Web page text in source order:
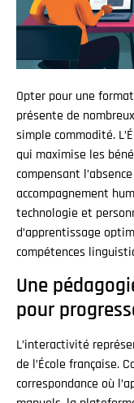
Opter pour une
présente de
simple commodité.
qui maximise les
compensant
accompagnement
technologie et
d’apprentissage
compétences
Une
pour
L’interactivité
de l’École française.
correspondance où